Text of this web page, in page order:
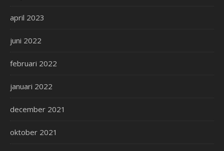
april 2023
juni 2022
februari 2022
januari 2022
december 2021
oktober 2021